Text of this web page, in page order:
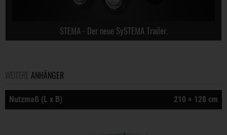
STEMA - Der neue SySTEMA Trailer.
WEITERE ANHÄNGER
Nutzmaß (L x B) 210 × 128 cm